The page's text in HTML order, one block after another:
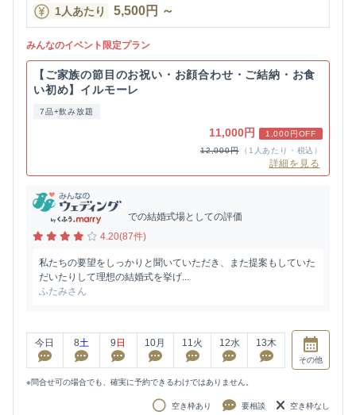
1人あたり 5,500円 ～
みんなのイベント限定プラン
【ご家族の節目のお祝い・お顔合わせ・ご結納・お食
い初め】イルモーレ
7品+飲み放題
11,000円
1,000円OFF
12,000円
（1人あたり・税込）
詳細を見る
での結婚式場としての評価
4.20(87件)
私たちの要望をしっかりと聞いていただき、また提案もしていた
だいたりして理想の結婚式を挙げ...
ふたみさん
今日 8土 9 日 10月 11 火 12水 13木
その他
※問合せ可の場合でも、確実に予約できるわけではありません。
空き枠あり 要相談 空き枠なし